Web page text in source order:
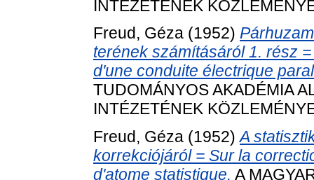
INTÉZETÉNEK
Freud, Géza (1952)
terének számításáról 1. rész
d'une conduite électrique
TUDOMÁNYOS AKADÉMIA
INTÉZETÉNEK
Freud, Géza (1952)A
korrekciójáról = Sur la
d'atome statistique. A